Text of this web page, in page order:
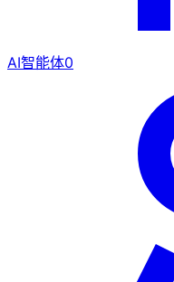
AI智能体0